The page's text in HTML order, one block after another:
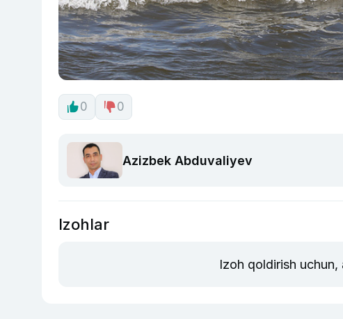
0 0
Azizbek Abduvaliyev
Izohlar
Izoh qoldirish uchun,